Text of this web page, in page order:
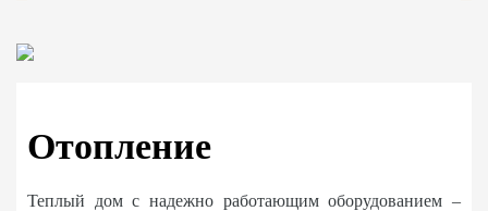
Отопление
Теплый дом с надежно работающим оборудованием –